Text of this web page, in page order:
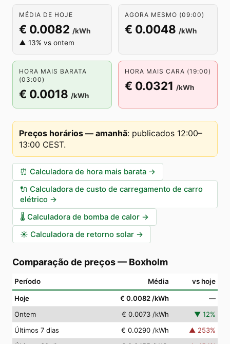
MÉDIA DE HOJE
€ 0.0082 /kWh
▲ 13% vs ontem
AGORA MESMO (09:00)
€ 0.0048 /kWh
HORA MAIS BARATA
(03:00)
€ 0.0018 /kWh
HORA MAIS CARA (19:00)
€ 0.0321 /kWh
Preços horários — amanhã: publicados 12:00–
13:00 CEST.
⏰ Calculadora de hora mais barata →
🔌 Calculadora de custo de carregamento de carro
elétrico →
🌡️ Calculadora de bomba de calor →
☀️ Calculadora de retorno solar →
Comparação de preços— Boxholm
Período Média vs hoje
Hoje € 0.0082 /kWh
—
Ontem
€ 0.0073 /kWh ▼ 12%
Últimos 7 dias
€ 0.0290 /kWh ▲ 253%